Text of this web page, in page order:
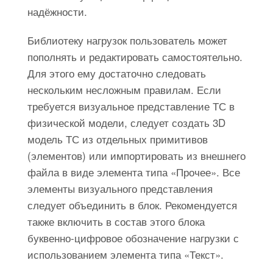
надёжности.
Библиотеку нагрузок пользователь может
пополнять и редактировать самостоятельно.
Для этого ему достаточно следовать
нескольким несложным правилам. Если
требуется визуальное представление ТС в
физической модели, следует создать 3D
модель ТС из отдельных примитивов
(элементов) или импортировать из внешнего
файла в виде элемента типа «Прочее». Все
элементы визуального представления
следует объединить в блок. Рекомендуется
также включить в состав этого блока
буквенно-цифровое обозначение нагрузки с
использованием элемента типа «Текст».